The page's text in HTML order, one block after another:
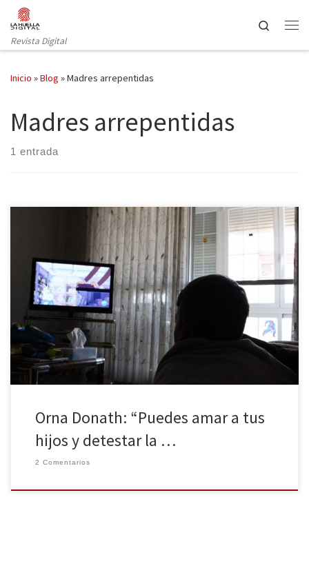
Saltar al contenido
Revista Digital
Search
Inicio »Blog »Madres arrepentidas
Madres arrepentidas
1 entrada
Ha dado mucho que hablar y no es para menos: Una mujer
diciendo en voz alta que se arrepiente de ser madre puede
catalogarse de caso aislado o de locura. Pero cuando no sólo es
una mujer, sino 23, y cuando detrás de esas 23 surgen otras y
otras, parece […]
Orna Donath: “Puedes amar a tus
hijos y detestar la …
2 Comentarios